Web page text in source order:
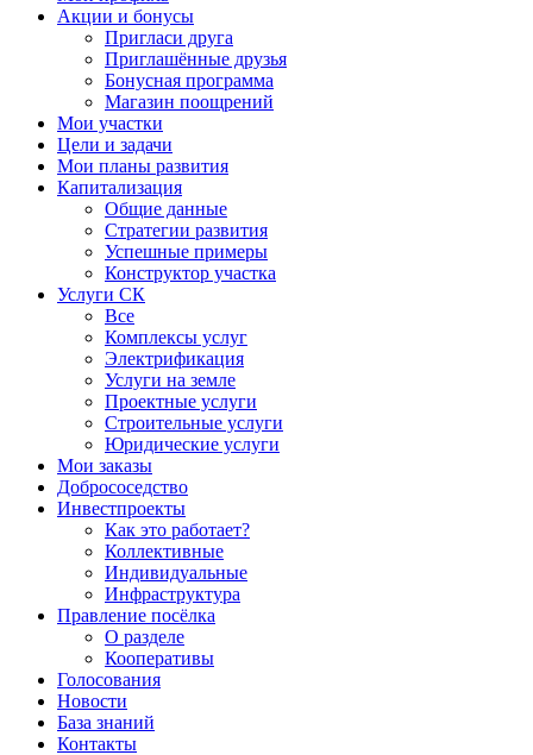
Акции и бонусы
Пригласи друга
Приглашённые друзья
Бонусная программа
Магазин поощрений
Мои участки
Цели и задачи
Мои планы развития
Капитализация
Общие данные
Стратегии развития
Успешные примеры
Конструктор участка
Услуги СК
Все
Комплексы услуг
Электрификация
Услуги на земле
Проектные услуги
Строительные услуги
Юридические услуги
Мои заказы
Добрососедство
Инвестпроекты
Как это работает?
Коллективные
Индивидуальные
Инфраструктура
Правление посёлка
О разделе
Кооперативы
Голосования
Новости
База знаний
Контакты